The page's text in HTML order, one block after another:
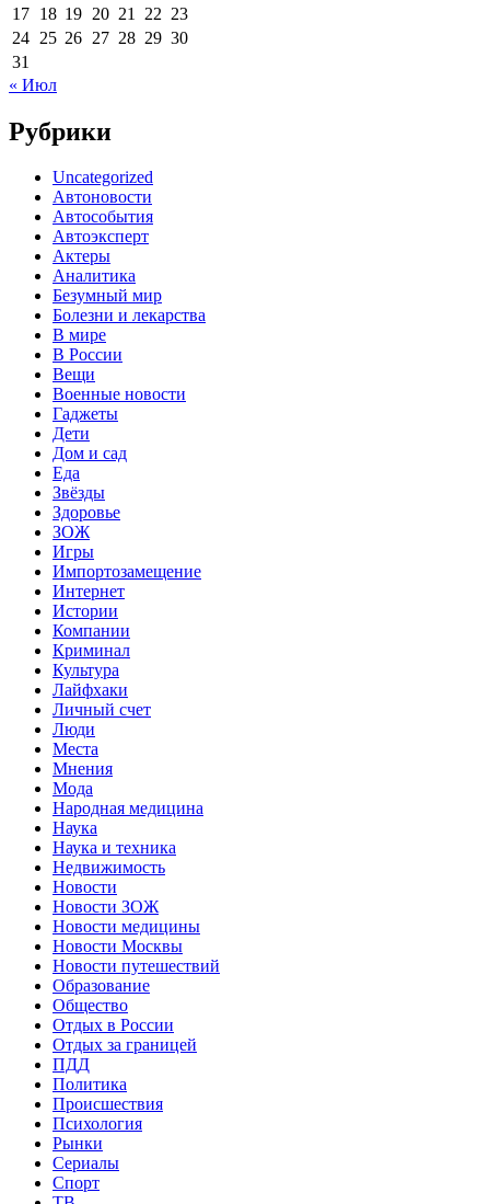
17 18 19 20 21 22 23
24 25 26 27 28 29 30
31
« Июл
Рубрики
Uncategorized
Автоновости
Автособытия
Автоэксперт
Актеры
Аналитика
Безумный мир
Болезни и лекарства
В мире
В России
Вещи
Военные новости
Гаджеты
Дети
Дом и сад
Еда
Звёзды
Здоровье
ЗОЖ
Игры
Импортозамещение
Интернет
Истории
Компании
Криминал
Культура
Лайфхаки
Личный счет
Люди
Места
Мнения
Мода
Народная медицина
Наука
Наука и техника
Недвижимость
Новости
Новости ЗОЖ
Новости медицины
Новости Москвы
Новости путешествий
Образование
Общество
Отдых в России
Отдых за границей
ПДД
Политика
Происшествия
Психология
Рынки
Сериалы
Спорт